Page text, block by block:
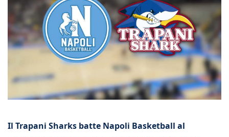
Il Trapani Sharks batte Napoli Basketball al